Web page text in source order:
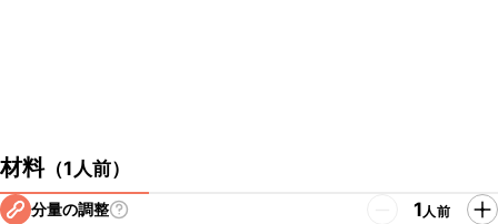
材料（1人前）
分量の調整 1人前